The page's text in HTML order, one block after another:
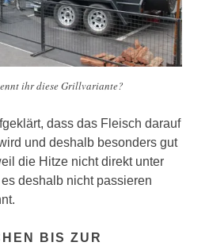
ihr diese Grillvariante?
dass das Fleisch darauf
und deshalb besonders gut
die Hitze nicht direkt unter
deshalb nicht passieren
BIS ZUR